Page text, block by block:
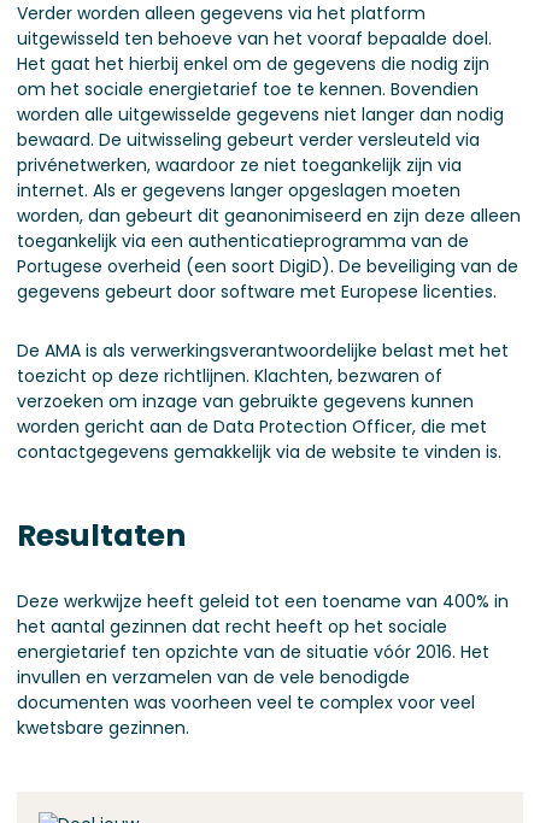
Verder worden alleen gegevens via het platform
uitgewisseld ten behoeve van het vooraf bepaalde doel.
Het gaat het hierbij enkel om de gegevens die nodig zijn
om het sociale energietarief toe te kennen. Bovendien
worden alle uitgewisselde gegevens niet langer dan nodig
bewaard. De uitwisseling gebeurt verder versleuteld via
privénetwerken, waardoor ze niet toegankelijk zijn via
internet. Als er gegevens langer opgeslagen moeten
worden, dan gebeurt dit geanonimiseerd en zijn deze alleen
toegankelijk via een authenticatieprogramma van de
Portugese overheid (een soort DigiD). De beveiliging van de
gegevens gebeurt door software met Europese licenties.
De AMA is als verwerkingsverantwoordelijke belast met het
toezicht op deze richtlijnen. Klachten, bezwaren of
verzoeken om inzage van gebruikte gegevens kunnen
worden gericht aan de Data Protection Officer, die met
contactgegevens gemakkelijk via de website te vinden is.
Resultaten
Deze werkwijze heeft geleid tot een toename van 400% in
het aantal gezinnen dat recht heeft op het sociale
energietarief ten opzichte van de situatie vóór 2016. Het
invullen en verzamelen van de vele benodigde
documenten was voorheen veel te complex voor veel
kwetsbare gezinnen.